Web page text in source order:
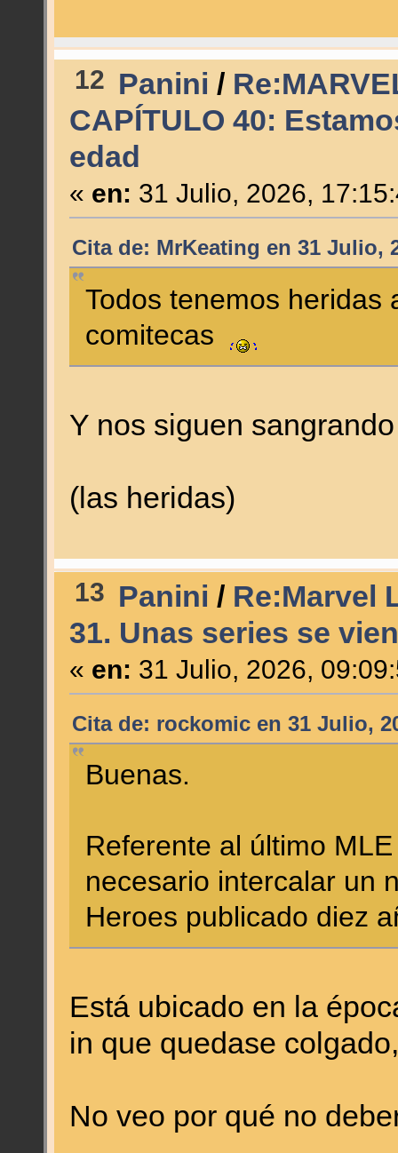
12 Panini /
CAPÍTULO 40:
edad
« en: 31 Julio, 2026,
Cita de: MrKeating en 31 Julio,
Todos tenemos heridas
comitecas
Y nos siguen
(las heridas)
13 Panini / Re:Marvel
31. Unas series se
« en: 31 Julio, 2026,
Cita de: rockomic en 31 Julio,
Buenas.
Referente al último
necesario intercalar un
Heroes publicado diez
Está ubicado en la
in que quedase
No veo por qué no